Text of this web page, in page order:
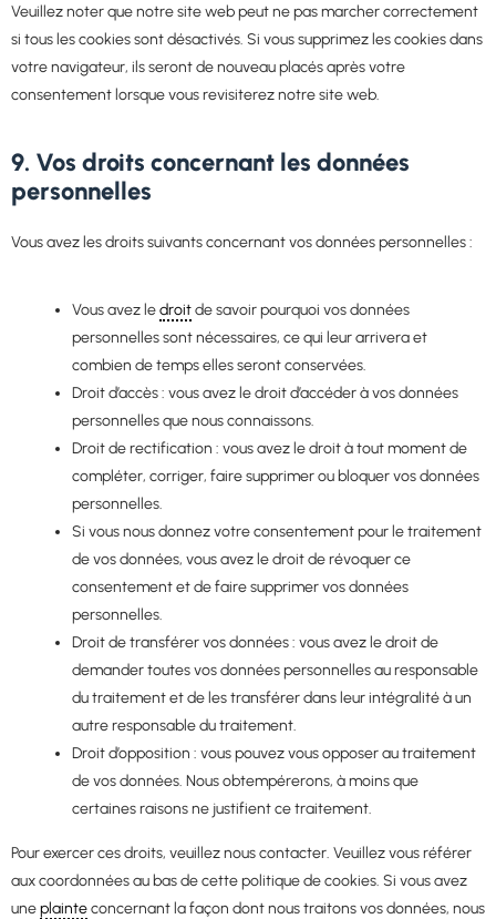
Veuillez noter que notre site web peut ne pas marcher correctement
si tous les cookies sont désactivés. Si vous supprimez les cookies dans
votre navigateur, ils seront de nouveau placés après votre
consentement lorsque vous revisiterez notre site web.
9. Vos droits concernant les données
personnelles
Vous avez les droits suivants concernant vos données personnelles :
Vous avez ledroitde savoir pourquoi vos données
personnelles sont nécessaires, ce qui leur arrivera et
combien de temps elles seront conservées.
Droit d’accès : vous avez le droit d’accéder à vos données
personnelles que nous connaissons.
Droit de rectification : vous avez le droit à tout moment de
compléter, corriger, faire supprimer ou bloquer vos données
personnelles.
Si vous nous donnez votre consentement pour le traitement
de vos données, vous avez le droit de révoquer ce
consentement et de faire supprimer vos données
personnelles.
Droit de transférer vos données : vous avez le droit de
demander toutes vos données personnelles au responsable
du traitement et de les transférer dans leur intégralité à un
autre responsable du traitement.
Droit d’opposition : vous pouvez vous opposer au traitement
de vos données. Nous obtempérerons, à moins que
certaines raisons ne justifient ce traitement.
Pour exercer ces droits, veuillez nous contacter. Veuillez vous référer
aux coordonnées au bas de cette politique de cookies. Si vous avez
uneplainteconcernant la façon dont nous traitons vos données, nous